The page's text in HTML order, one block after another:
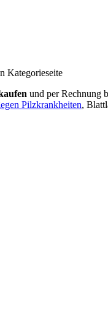
Kategorieseite
und per Rechnung
Pilzkrankheiten,